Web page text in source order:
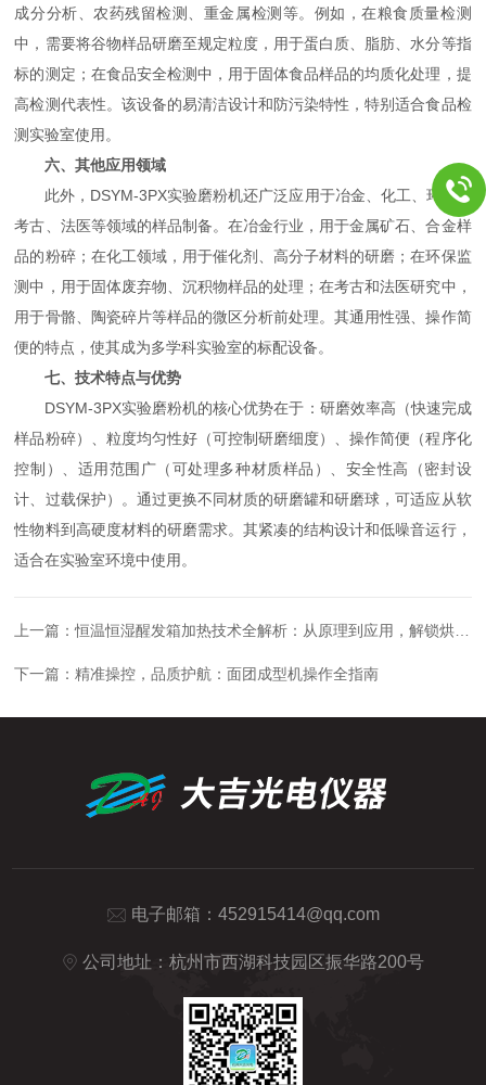
成分分析、农药残留检测、重金属检测等。例如，在粮食质量检测
中，需要将谷物样品研磨至规定粒度，用于蛋白质、脂肪、水分等指
标的测定；在食品安全检测中，用于固体食品样品的均质化处理，提
高检测代表性。该设备的易清洁设计和防污染特性，特别适合食品检
测实验室使用。
六、其他应用领域
此外，DSYM-3PX实验磨粉机还广泛应用于冶金、化工、环保、
考古、法医等领域的样品制备。在冶金行业，用于金属矿石、合金样
品的粉碎；在化工领域，用于催化剂、高分子材料的研磨；在环保监
测中，用于固体废弃物、沉积物样品的处理；在考古和法医研究中，
用于骨骼、陶瓷碎片等样品的微区分析前处理。其通用性强、操作简
便的特点，使其成为多学科实验室的标配设备。
七、技术特点与优势
DSYM-3PX实验磨粉机的核心优势在于：研磨效率高（快速完成
样品粉碎）、粒度均匀性好（可控制研磨细度）、操作简便（程序化
控制）、适用范围广（可处理多种材质样品）、安全性高（密封设
计、过载保护）。通过更换不同材质的研磨罐和研磨球，可适应从软
性物料到高硬度材料的研磨需求。其紧凑的结构设计和低噪音运行，
适合在实验室环境中使用。
上一篇：恒温恒湿醒发箱加热技术全解析：从原理到应用，解锁烘焙品质密码
下一篇：精准操控，品质护航：面团成型机操作全指南
电子邮箱： 452915414@qq.com
公司地址：杭州市西湖科技园区振华路200号